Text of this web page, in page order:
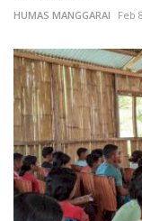
HUMAS MANGGARAI Feb